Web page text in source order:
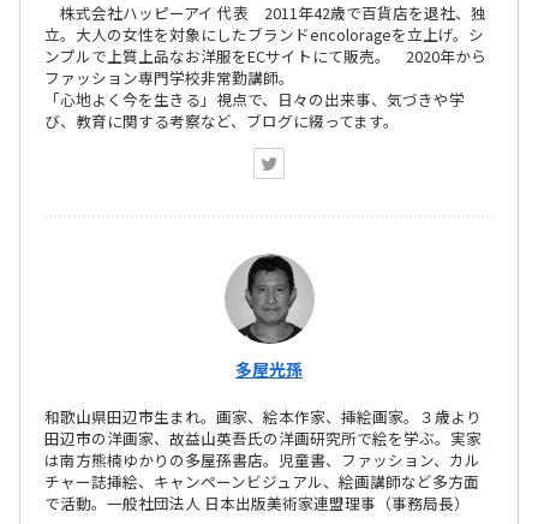
株式会社ハッピーアイ 代表 2011年42歳で百貨店を退社、独
立。大人の女性を対象にしたブランドencolorageを立上げ。シ
ンプルで上質上品なお洋服をECサイトにて販売。 2020年から
ファッション専門学校非常勤講師。
「心地よく今を生きる」視点で、日々の出来事、気づきや学
び、教育に関する考察など、ブログに綴ってます。
多屋光孫
和歌山県田辺市生まれ。画家、絵本作家、挿絵画家。３歳より
田辺市の洋画家、故益山英吾氏の洋画研究所で絵を学ぶ。実家
は南方熊楠ゆかりの多屋孫書店。児童書、ファッション、カル
チャー誌挿絵、キャンペーンビジュアル、絵画講師など多方面
で活動。一般社団法人 日本出版美術家連盟理事（事務局長）